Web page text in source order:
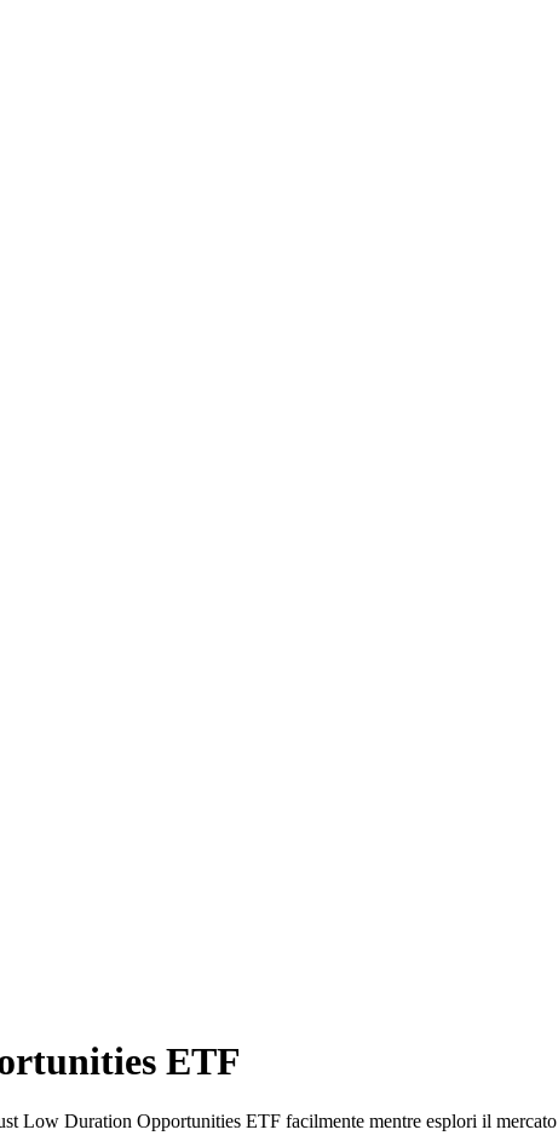
ETF
Low Duration Opportunities ETF facilmente mentre esplori il mercato